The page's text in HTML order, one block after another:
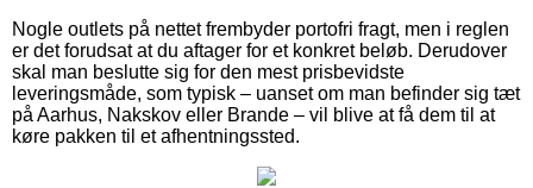
Nogle outlets på nettet frembyder portofri fragt, men i reglen
er det forudsat at du aftager for et konkret beløb. Derudover
skal man beslutte sig for den mest prisbevidste
leveringsmåde, som typisk – uanset om man befinder sig tæt
på Aarhus, Nakskov eller Brande – vil blive at få dem til at
køre pakken til et afhentningssted.